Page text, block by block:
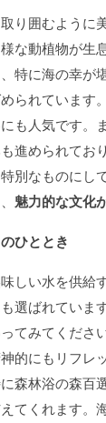
り囲むように
な動植物が生
特に海の幸が
られています
も人気です。
進められてお
別なものにし
魅力的な文化
ひととき
しい水を供給
選ばれていま
てみてくださ
的にもリフレ
森林浴の森百
てくれます。